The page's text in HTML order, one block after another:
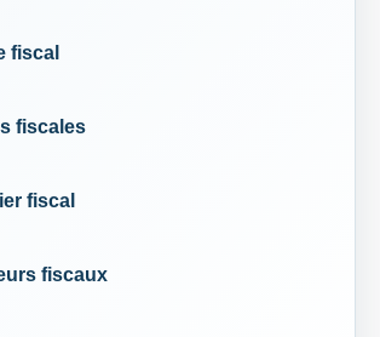
fiscal
fiscales
fiscal
fiscaux